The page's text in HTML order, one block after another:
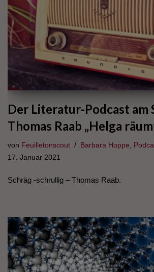
Der Literatur-Podcast am
Thomas Raab „Helga
von Feuilletonscout Barbara Hoppe,
17. Januar 2021
Schräg -schrullig – Thomas Raab.